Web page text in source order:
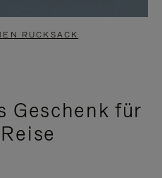
RUCKSACK
Geschenk für